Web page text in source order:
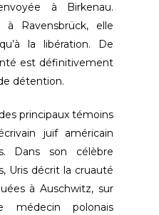
à Birkenau.
Ravensbrück, elle
la libération. De
est définitivement
détention.
principaux témoins
juif américain
Dans son célèbre
Uris décrit la cruauté
à Auschwitz, sur
médecin polonais